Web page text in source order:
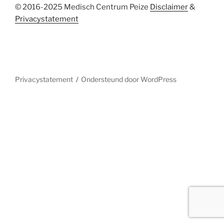
© 2016-2025 Medisch Centrum Peize Disclaimer&
Privacystatement
Privacystatement Ondersteund door WordPress